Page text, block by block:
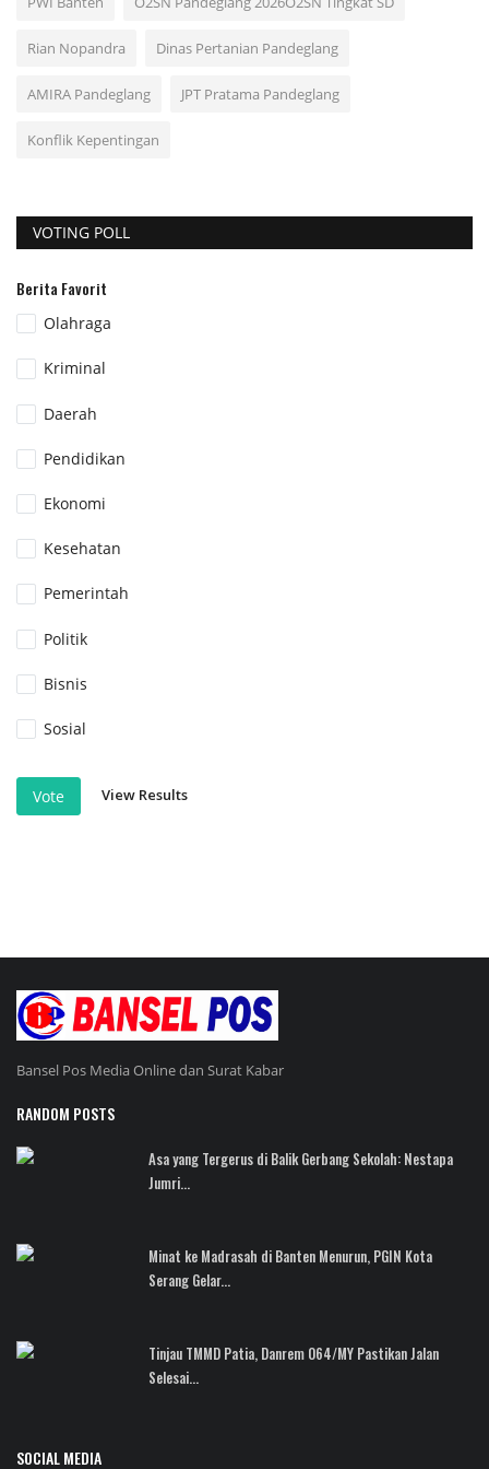
Rian Nopandra Dinas Pertanian Pandeglang
AMIRA Pandeglang JPT Pratama Pandeglang
Konflik Kepentingan
VOTING POLL
Berita Favorit
Olahraga
Kriminal
Daerah
Pendidikan
Ekonomi
Kesehatan
Pemerintah
Politik
Bisnis
Sosial
Vote View Results
Bansel Pos Media Online dan Surat Kabar
RANDOM POSTS
Asa yang Tergerus di Balik Gerbang Sekolah: Nestapa
Jumri...
Minat ke Madrasah di Banten Menurun, PGIN Kota
Serang Gelar...
Tinjau TMMD Patia, Danrem 064/MY Pastikan Jalan
Selesai...
SOCIAL MEDIA